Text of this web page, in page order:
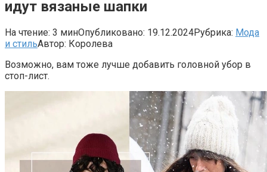
идут вязаные шапки
На чтение: 3 минОпубликовано: 19.12.2024Рубрика: Мода
и стильАвтор: Королева
Возможно, вам тоже лучше добавить головной убор в
стоп-лист.